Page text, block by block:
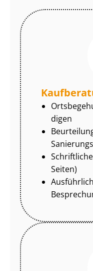
di­gen
Seiten)